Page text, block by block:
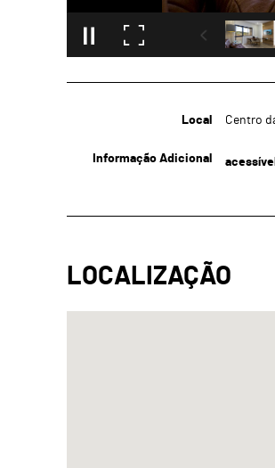
Local Centro
Informação Adicional